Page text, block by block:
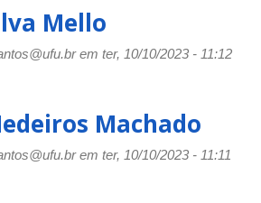
Mello
em ter, 10/10/2023 - 11:12
Machado
em ter, 10/10/2023 - 11:11